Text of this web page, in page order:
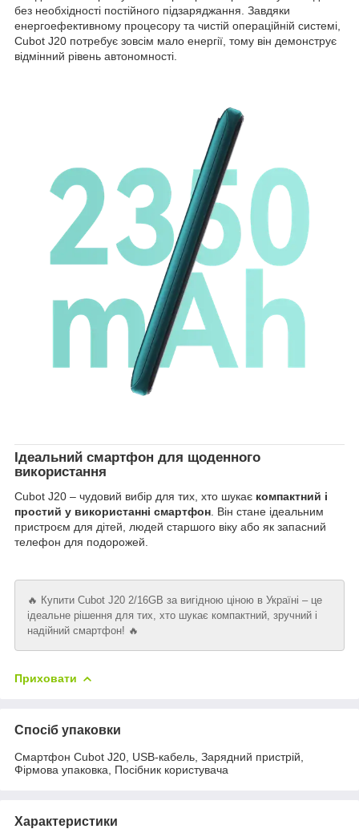
без необхідності постійного підзаряджання. Завдяки
енергоефективному процесору та чистій операційній системі,
Cubot J20 потребує зовсім мало енергії, тому він демонструє
відмінний рівень автономності.
Ідеальний смартфон для щоденного
використання
Cubot J20 – чудовий вибір для тих, хто шукає компактний і
простий у використанні смартфон . Він стане ідеальним
пристроєм для дітей, людей старшого віку або як запасний
телефон для подорожей.
🔥 Купити Cubot J20 2/16GB за вигідною ціною в Україні – це
ідеальне рішення для тих, хто шукає компактний, зручний і
надійний смартфон! 🔥
Приховати
Спосіб упаковки
Смартфон Cubot J20, USB-кабель, Зарядний пристрій,
Фірмова упаковка, Посібник користувача
Характеристики